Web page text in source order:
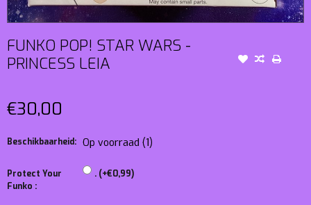
FUNKO POP! STAR WARS -
PRINCESS LEIA
€30,00
Beschikbaarheid: Op voorraad (1)
Protect Your
Funko :
. (+€0,99)